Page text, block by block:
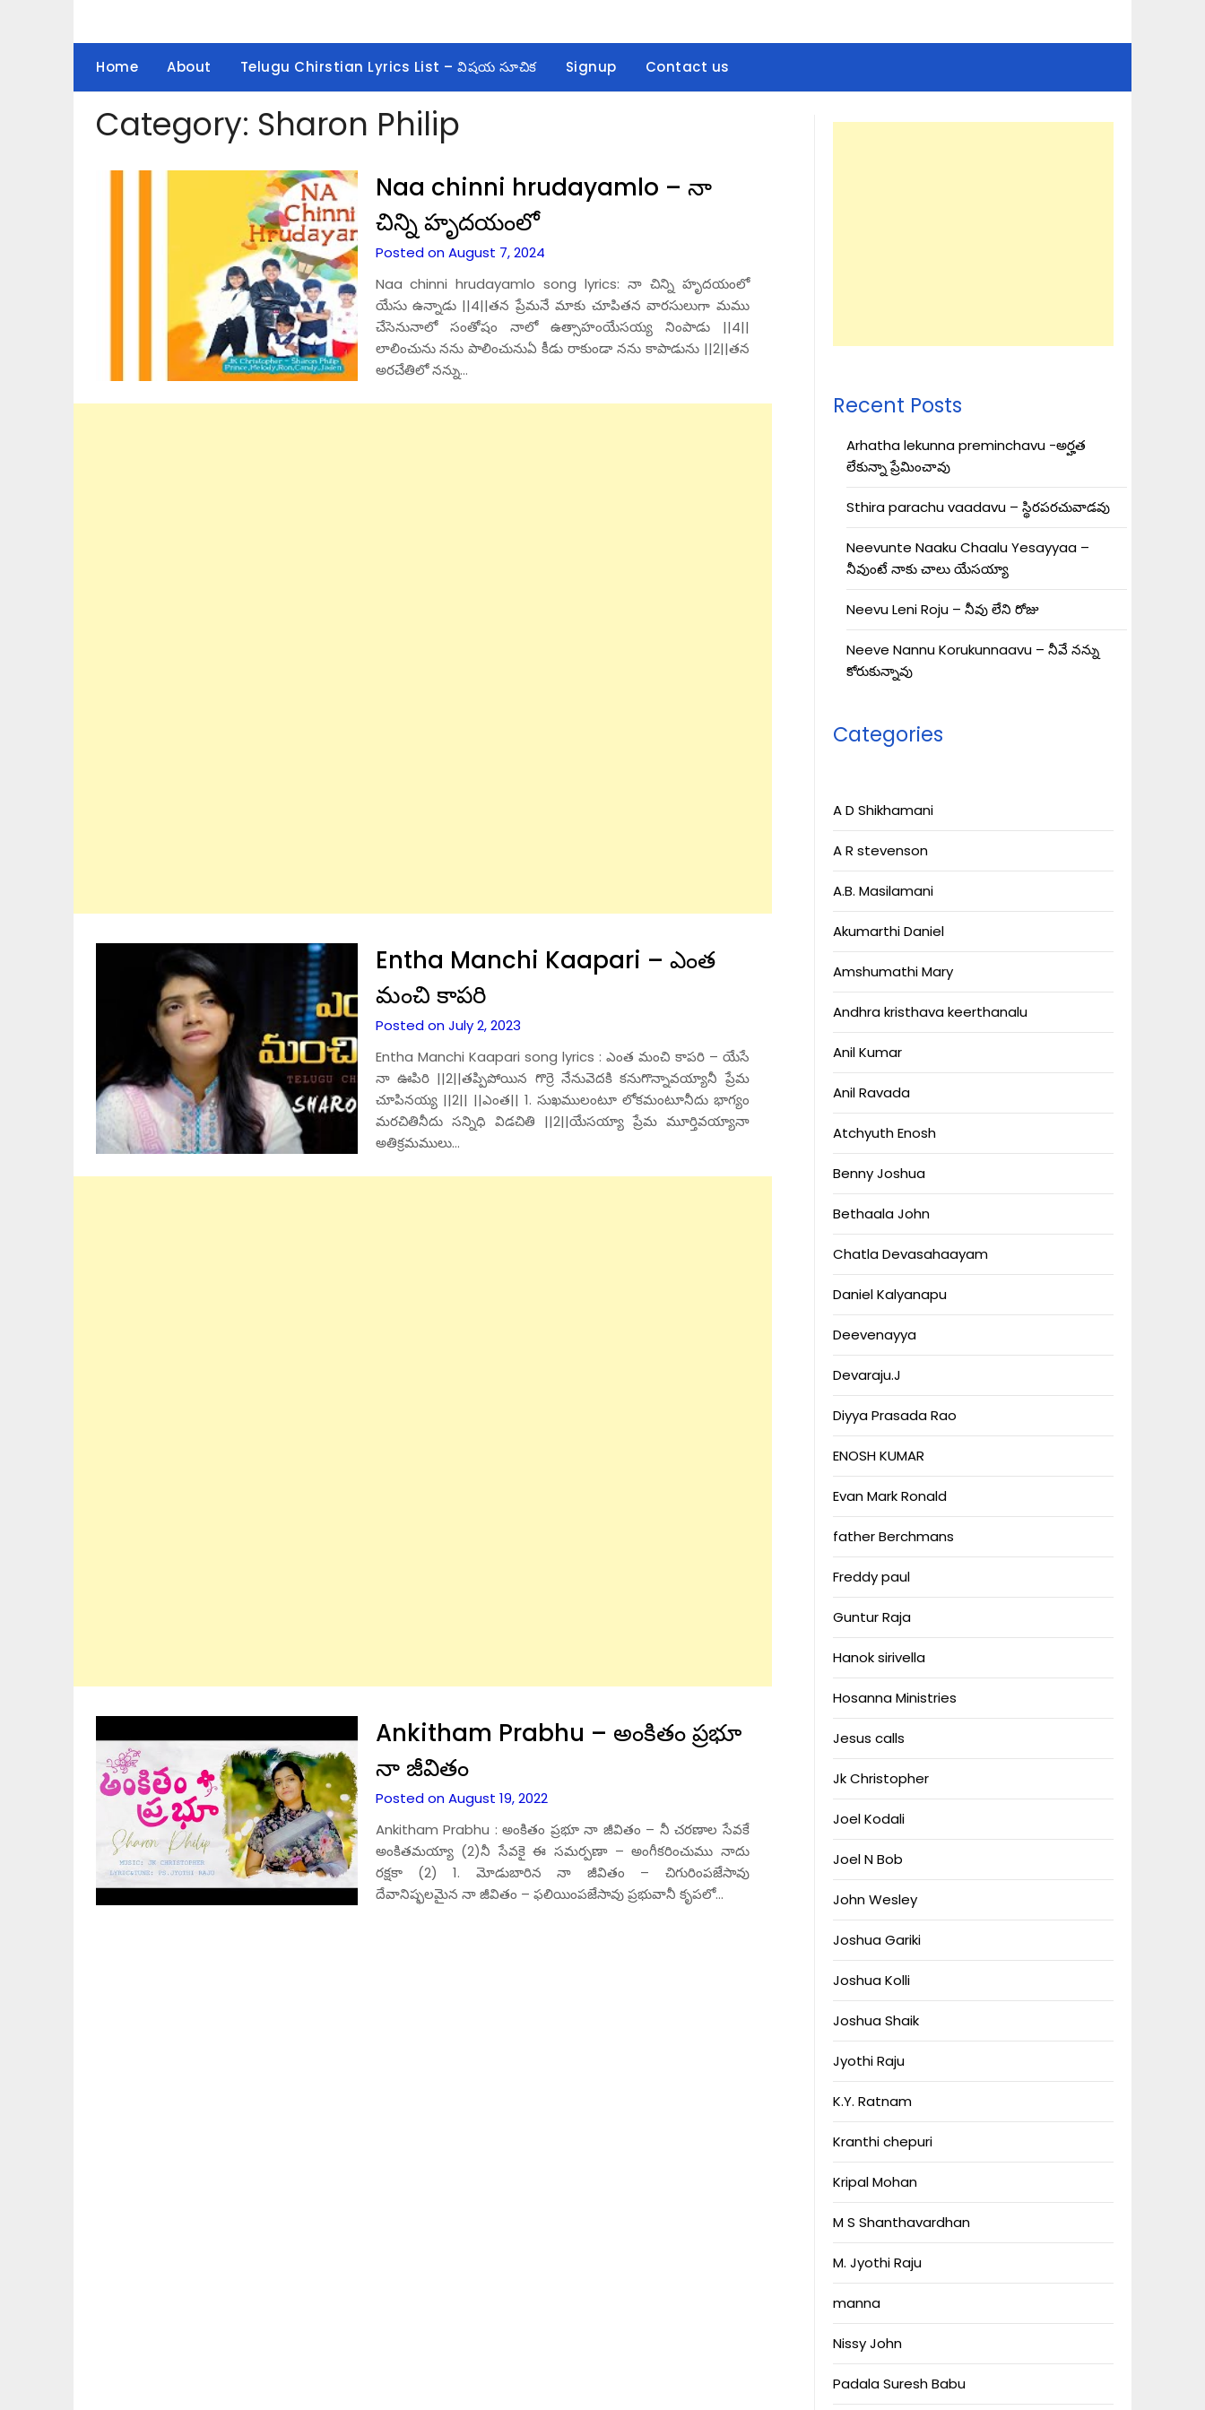
Home About Telugu Chirstian Lyrics List – విషయ సూచిక Signup Contact us
Category: Sharon Philip
Naa chinni hrudayamlo – నా
చిన్ని హృదయంలో
Posted on August 7, 2024
Naa chinni hrudayamlo song lyrics: నా చిన్ని హృదయంలో
యేసు ఉన్నాడు ||4||తన ప్రేమనే మాకు చూపితన వారసులుగా మము
చేసెనునాలో సంతోషం నాలో ఉత్సాహంయేసయ్య నింపాడు ||4||
లాలించును నను పాలించునుఏ కీడు రాకుండా నను కాపాడును ||2||తన
అరచేతిలో నన్ను…
Entha Manchi Kaapari – ఎంత
మంచి కాపరి
Posted on July 2, 2023
Entha Manchi Kaapari song lyrics : ఎంత మంచి కాపరి – యేసే
నా ఊపిరి ||2||తప్పిపోయిన గొర్రె నేనువెదకి కనుగొన్నావయ్యానీ ప్రేమ
చూపినయ్య ||2|| ||ఎంత|| 1. సుఖములంటూ లోకమంటూనీదు భాగ్యం
మరచితినీదు సన్నిధి విడచితి ||2||యేసయ్యా ప్రేమ మూర్తివయ్యానా
అతిక్రమములు…
Ankitham Prabhu – అంకితం ప్రభూ
నా జీవితం
Posted on August 19, 2022
Ankitham Prabhu : అంకితం ప్రభూ నా జీవితం – నీ చరణాల సేవకే
అంకితమయ్యా (2)నీ సేవకై ఈ సమర్పణా – అంగీకరించుము నాదు
రక్షకా (2) 1. మోడుబారిన నా జీవితం – చిగురింపజేసావు
దేవానిష్ఫలమైన నా జీవితం – ఫలియింపజేసావు ప్రభువానీ కృపలో…
Recent Posts
Arhatha lekunna preminchavu -అర్హత
లేకున్నా ప్రేమించావు
Sthira parachu vaadavu – స్థిరపరచువాడవు
Neevunte Naaku Chaalu Yesayyaa –
నీవుంటే నాకు చాలు యేసయ్యా
Neevu Leni Roju – నీవు లేని రోజు
Neeve Nannu Korukunnaavu – నీవే నన్ను
కోరుకున్నావు
Categories
A D Shikhamani
A R stevenson
A.B. Masilamani
Akumarthi Daniel
Amshumathi Mary
Andhra kristhava keerthanalu
Anil Kumar
Anil Ravada
Atchyuth Enosh
Benny Joshua
Bethaala John
Chatla Devasahaayam
Daniel Kalyanapu
Deevenayya
Devaraju.J
Diyya Prasada Rao
ENOSH KUMAR
Evan Mark Ronald
father Berchmans
Freddy paul
Guntur Raja
Hanok sirivella
Hosanna Ministries
Jesus calls
Jk Christopher
Joel Kodali
Joel N Bob
John Wesley
Joshua Gariki
Joshua Kolli
Joshua Shaik
Jyothi Raju
K.Y. Ratnam
Kranthi chepuri
Kripal Mohan
M S Shanthavardhan
M. Jyothi Raju
manna
Nissy John
Padala Suresh Babu